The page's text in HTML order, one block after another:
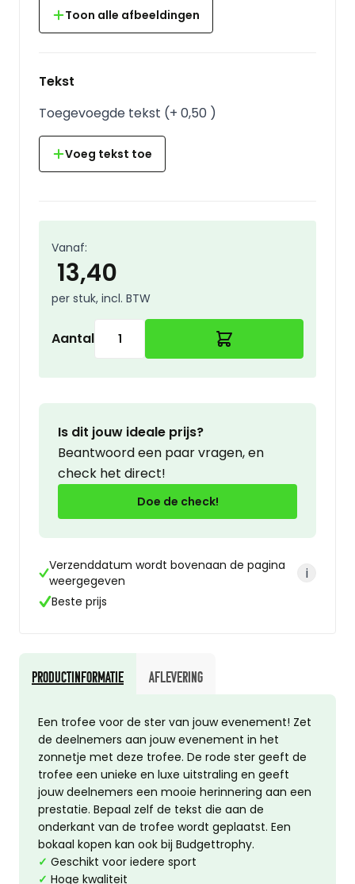
Toon alle afbeeldingen
Tekst
Toegevoegde tekst (+ 0,50 )
Voeg tekst toe
Vanaf:
13,40
per stuk, incl. BTW
Aantal
Is dit jouw ideale prijs?
Beantwoord een paar vragen, en
check het direct!
Doe de check!
Verzenddatum wordt bovenaan de pagina
weergegeven
i
Beste prijs
Een trofee voor de ster van jouw evenement! Zet
de deelnemers aan jouw evenement in het
zonnetje met deze trofee. De rode ster geeft de
trofee een unieke en luxe uitstraling en geeft
jouw deelnemers een mooie herinnering aan een
prestatie. Bepaal zelf de tekst die aan de
onderkant van de trofee wordt geplaatst. Een
bokaal kopen kan ook bij Budgettrophy.
✓ Geschikt voor iedere sport
✓ Hoge kwaliteit
Productinformatie Aflevering